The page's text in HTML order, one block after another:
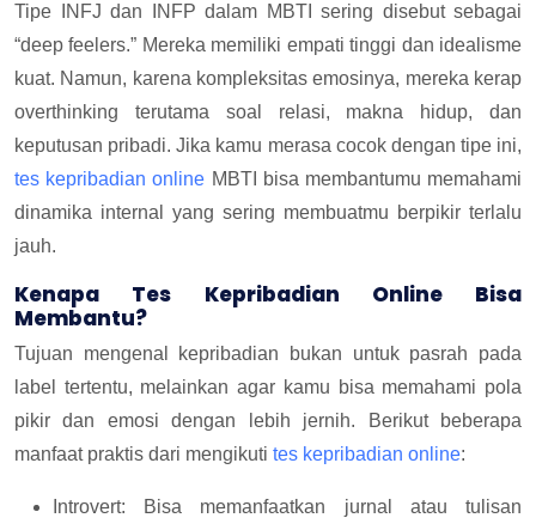
Tipe INFJ dan INFP dalam MBTI sering disebut sebagai
“deep feelers.” Mereka memiliki empati tinggi dan idealisme
kuat. Namun, karena kompleksitas emosinya, mereka kerap
overthinking terutama soal relasi, makna hidup, dan
keputusan pribadi. Jika kamu merasa cocok dengan tipe ini,
tes kepribadian online MBTI bisa membantumu memahami
dinamika internal yang sering membuatmu berpikir terlalu
jauh.
Kenapa Tes Kepribadian Online Bisa
Membantu?
Tujuan mengenal kepribadian bukan untuk pasrah pada
label tertentu, melainkan agar kamu bisa memahami pola
pikir dan emosi dengan lebih jernih. Berikut beberapa
manfaat praktis dari mengikuti tes kepribadian online:
Introvert: Bisa memanfaatkan jurnal atau tulisan